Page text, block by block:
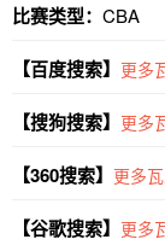
比赛类型： CBA
【百度搜索】 更多
【搜狗搜索】 更多
【360搜索】 更多
【谷歌搜索】 更多